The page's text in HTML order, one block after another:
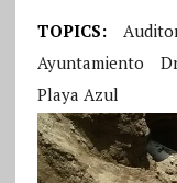
TOPICS:
Ayuntamiento
Playa Azul